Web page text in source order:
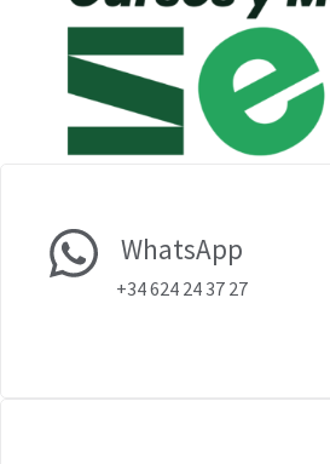
WhatsApp
+34 624 24 37 27